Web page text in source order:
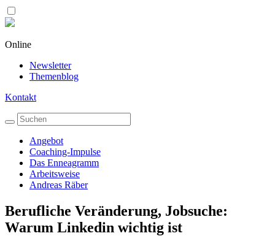
Online
Newsletter
Themenblog
Kontakt
Angebot
Coaching-Impulse
Das Enneagramm
Arbeitsweise
Andreas Räber
Berufliche Veränderung, Jobsuche:
Warum Linkedin wichtig ist